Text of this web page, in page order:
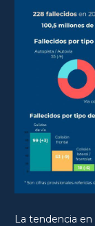
La tendencia en